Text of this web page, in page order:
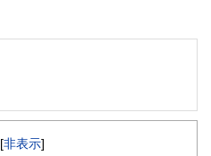
[非表示]